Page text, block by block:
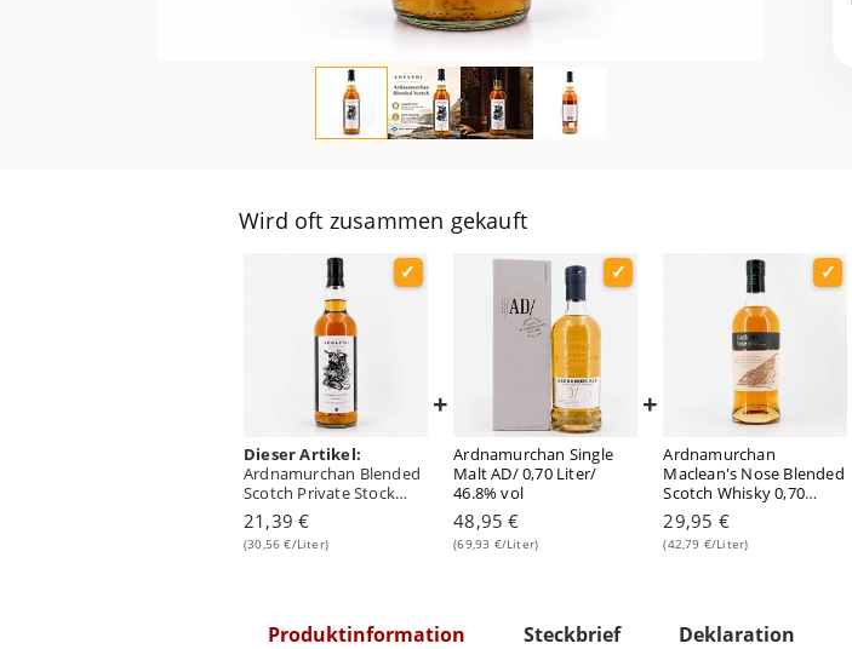
Wird oft zusammen gekauft
Dieser Artikel:
Ardnamurchan Blended
Scotch Private Stock
0,70 Liter/ 40.0% vol
21,39 €
(30,56 €/Liter)
+
Ardnamurchan Single
Malt AD/ 0,70 Liter/
46.8% vol
48,95 €
(69,93 €/Liter)
+
Ardnamurchan
Maclean's Nose Blended
Scotch Whisky 0,70
Liter/ 46.0% vol
29,95 €
(42,79 €/Liter)
Produktinformation Steckbrief Deklaration